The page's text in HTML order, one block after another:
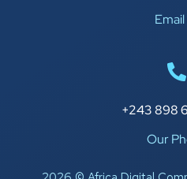
Email
+243 898
Our